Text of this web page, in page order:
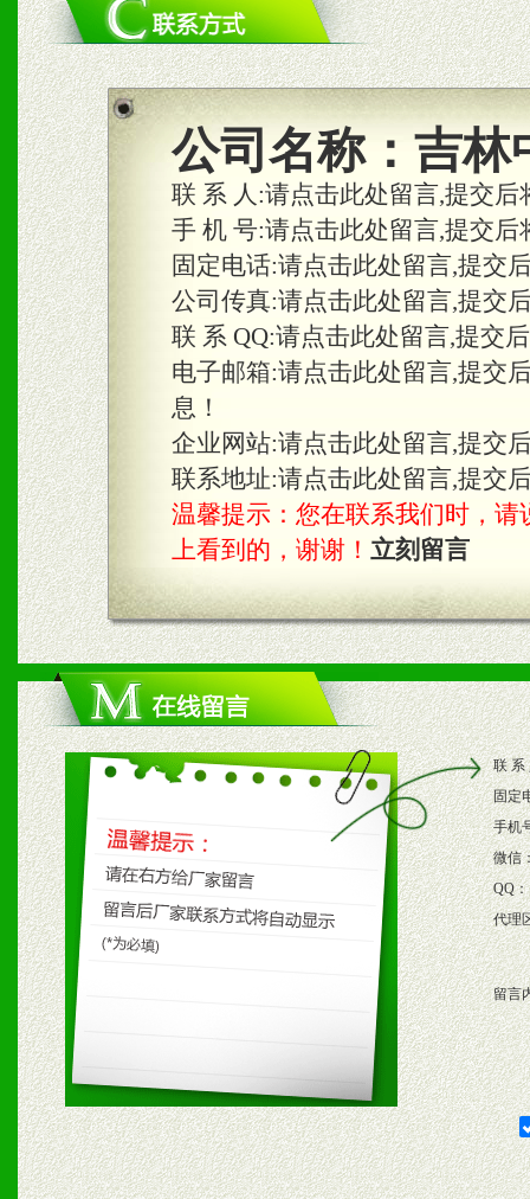
1、统一市场价格；建立全
商利润。
2、区域独家经营；建立区
合作关系。
三、物料及媒体
1、免费提供体验及宣传彩
2、不定期在各大知名网站
知名度和影响力。
3、根据地方实际情况提供
具。
四、市场操作及支持
1、根据区域市场协助制定
2、根据具体情况公司给予
3、根据市场需要，派驻区
保产品顺利销售。
4、根据市场情况公司给予
购支持。
五、退换货制度
1、给予前期市场操作一定
2、对于临期，滞销品给予
公司名称： 吉林
联 系 人:请点击此处留言,提交
手 机 号:请点击此处留言,提交
固定电话:请点击此处留言,提交
公司传真:请点击此处留言,提交
联 系 QQ:请点击此处留言,提交
电子邮箱:请点击此处留言,提交
息！
企业网站:请点击此处留言,提交
联系地址:请点击此处留言,提交
温馨提示：您在联系我们时，请
上看到的，谢谢！ 立刻留言
联 系
固定
手机
微信
QQ：
代理
留言